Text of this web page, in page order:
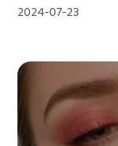
2024-07-23